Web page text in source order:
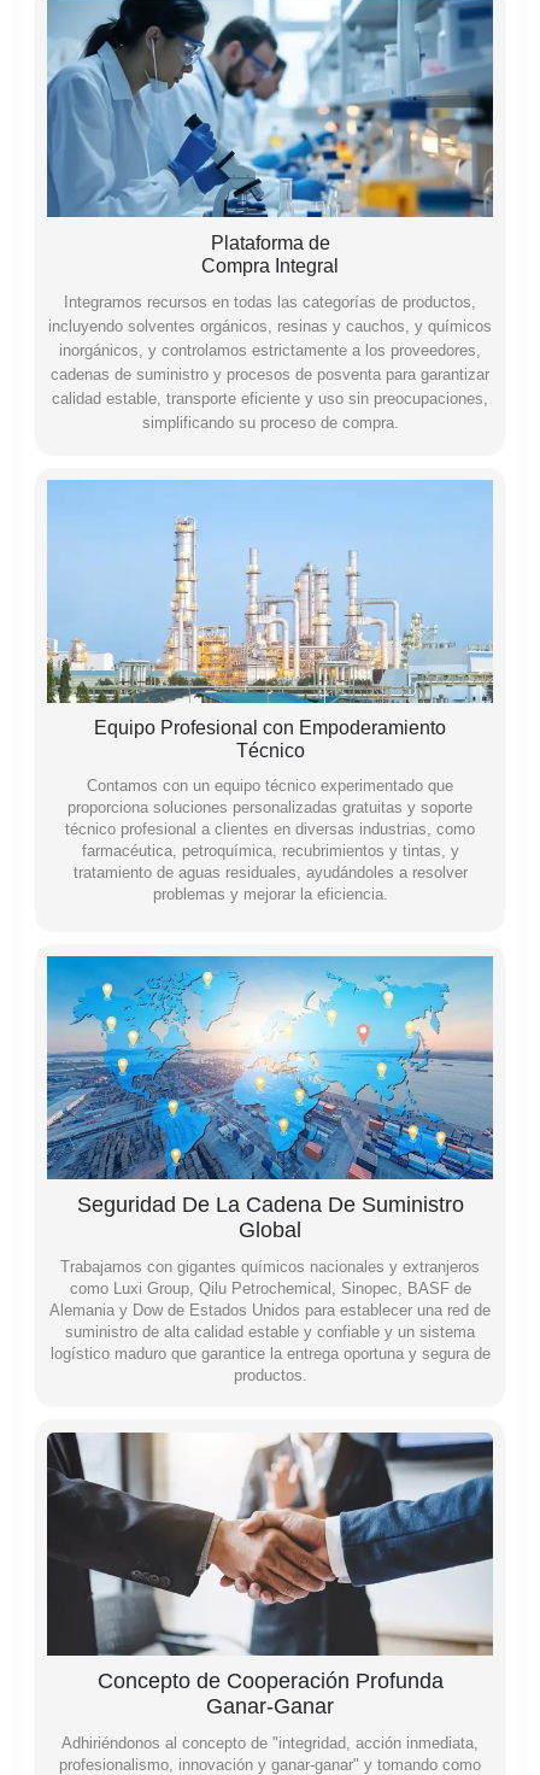
Plataforma de
Compra Integral
Integramos recursos en todas las categorías de productos,
incluyendo solventes orgánicos, resinas y cauchos, y químicos
inorgánicos, y controlamos estrictamente a los proveedores,
cadenas de suministro y procesos de posventa para garantizar
calidad estable, transporte eficiente y uso sin preocupaciones,
simplificando su proceso de compra.
Equipo Profesional con Empoderamiento
Técnico
Contamos con un equipo técnico experimentado que
proporciona soluciones personalizadas gratuitas y soporte
técnico profesional a clientes en diversas industrias, como
farmacéutica, petroquímica, recubrimientos y tintas, y
tratamiento de aguas residuales, ayudándoles a resolver
problemas y mejorar la eficiencia.
Seguridad De La Cadena De Suministro
Global
Trabajamos con gigantes químicos nacionales y extranjeros
como Luxi Group, Qilu Petrochemical, Sinopec, BASF de
Alemania y Dow de Estados Unidos para establecer una red de
suministro de alta calidad estable y confiable y un sistema
logístico maduro que garantice la entrega oportuna y segura de
productos.
Concepto de Cooperación Profunda
Ganar-Ganar
Adhiriéndonos al concepto de "integridad, acción inmediata,
profesionalismo, innovación y ganar-ganar" y tomando como